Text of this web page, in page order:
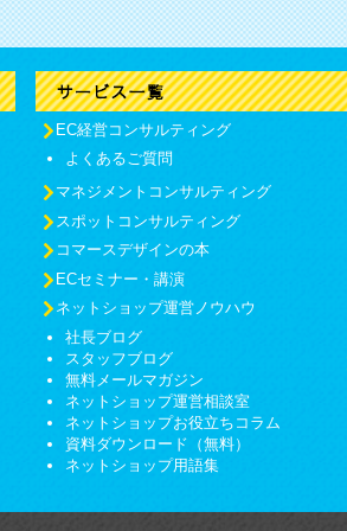
EC経営コンサルティング
よくあるご質問
マネジメントコンサルティング
スポットコンサルティング
コマースデザインの本
ECセミナー・講演
ネットショップ運営ノウハウ
社長ブログ
スタッフブログ
無料メールマガジン
ネットショップ運営相談室
ネットショップお役立ちコラム
資料ダウンロード（無料）
ネットショップ用語集